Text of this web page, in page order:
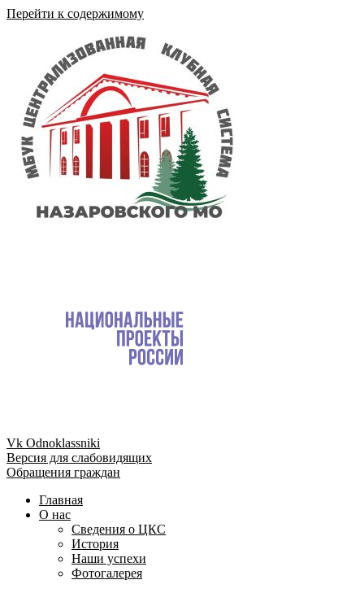
Перейти к содержимому
Vk Odnoklassniki
Версия для слабовидящих
Обращения граждан
Главная
О нас
Сведения о ЦКС
История
Наши успехи
Фотогалерея